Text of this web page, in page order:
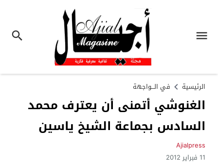
الرئيسية في الـــواجهة
الغنوشي أتمنى أن يعترف محمد
السادس بجماعة الشيخ ياسين
Ajialpress
11 فبراير 2012